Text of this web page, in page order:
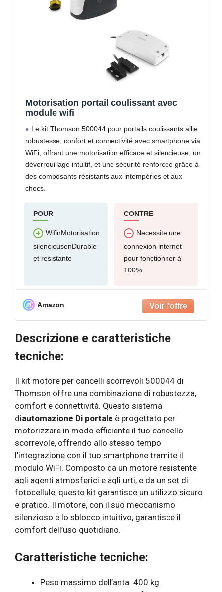
Motorisation portail coulissant avec
module wifi
Le kit Thomson 500044 pour portails coulissants allie
robustesse, confort et connectivité avec smartphone via
WiFi, offrant une motorisation efficace et silencieuse, un
déverrouillage intuitif, et une sécurité renforcée grâce à
des composants résistants aux intempéries et aux
chocs.
POUR
WifinMotorisation
silencieusenDurable
et resistante
CONTRE
Necessite une
connexion internet
pour fonctionner à
100%
Amazon
Descrizione e caratteristiche
tecniche:
Il kit motore per cancelli scorrevoli 500044 di
Thomson offre una combinazione di robustezza,
comfort e connettività. Questo sistema
diautomazione Di portale è progettato per
motorizzare in modo efficiente il tuo cancello
scorrevole, offrendo allo stesso tempo
l’integrazione con il tuo smartphone tramite il
modulo WiFi. Composto da un motore resistente
agli agenti atmosferici e agli urti, e da un set di
fotocellule, questo kit garantisce un utilizzo sicuro
e pratico. Il motore, con il suo meccanismo
silenzioso e lo sblocco intuitivo, garantisce il
comfort dell’uso quotidiano.
Caratteristiche tecniche:
Peso massimo dell’anta: 400 kg.